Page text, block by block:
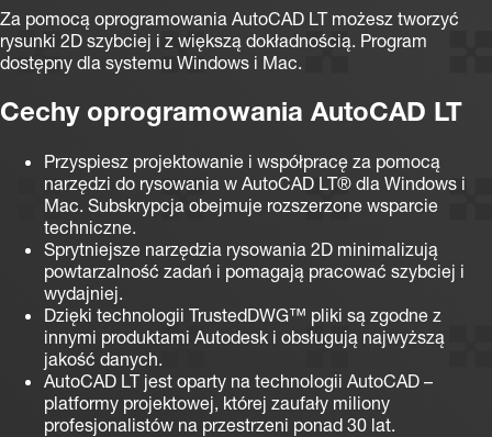
Za pomocą oprogramowania AutoCAD LT możesz tworzyć
rysunki 2D szybciej i z większą dokładnością. Program
dostępny dla systemu Windows i Mac.
Cechy oprogramowania AutoCAD LT
Przyspiesz projektowanie i współpracę za pomocą
narzędzi do rysowania w AutoCAD LT® dla Windows i
Mac. Subskrypcja obejmuje rozszerzone wsparcie
techniczne.
Sprytniejsze narzędzia rysowania 2D minimalizują
powtarzalność zadań i pomagają pracować szybciej i
wydajniej.
Dzięki technologii TrustedDWG™ pliki są zgodne z
innymi produktami Autodesk i obsługują najwyższą
jakość danych.
AutoCAD LT jest oparty na technologii AutoCAD –
platformy projektowej, której zaufały miliony
profesjonalistów na przestrzeni ponad 30 lat.